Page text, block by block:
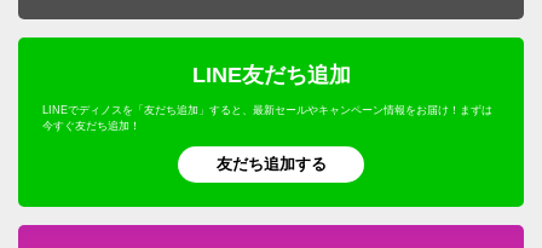
LINE友だち追加
LINEでディノスを「友だち追加」すると、最新セールやキャンペーン情報をお届け！まずは
今すぐ友だち追加！
友だち追加する